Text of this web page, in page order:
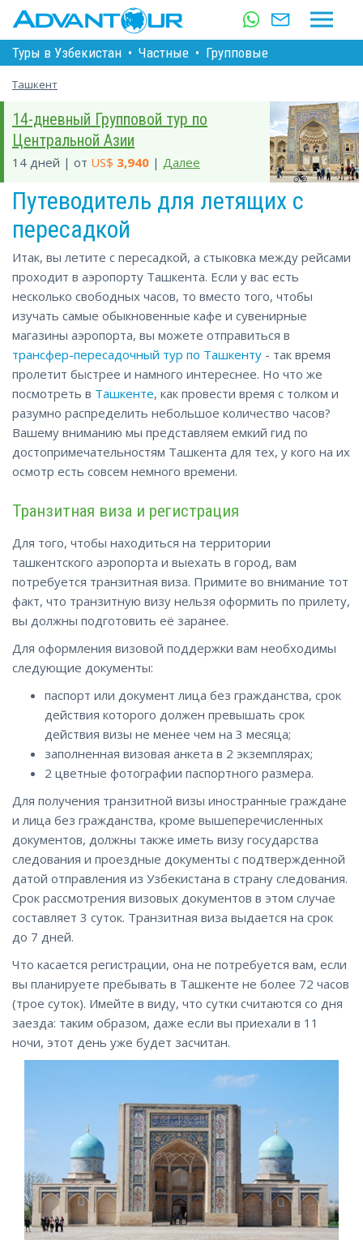
Туры в Узбекистан • Частные • Групповые
Ташкент
14-дневный Групповой тур по
Центральной Азии
14 дней | от US$ 3,940 | Далее
Путеводитель для летящих с
пересадкой
Итак, вы летите с пересадкой, а стыковка между рейсами
проходит в аэропорту Ташкента. Если у вас есть
несколько свободных часов, то вместо того, чтобы
изучать самые обыкновенные кафе и сувенирные
магазины аэропорта, вы можете отправиться в
трансфер-пересадочный тур по Ташкенту - так время
пролетит быстрее и намного интереснее. Но что же
посмотреть в Ташкенте, как провести время с толком и
разумно распределить небольшое количество часов?
Вашему вниманию мы представляем емкий гид по
достопримечательностям Ташкента для тех, у кого на их
осмотр есть совсем немного времени.
Транзитная виза и регистрация
Для того, чтобы находиться на территории
ташкентского аэропорта и выехать в город, вам
потребуется транзитная виза. Примите во внимание тот
факт, что транзитную визу нельзя оформить по прилету,
вы должны подготовить её заранее.
Для оформления визовой поддержки вам необходимы
следующие документы:
паспорт или документ лица без гражданства, срок
действия которого должен превышать срок
действия визы не менее чем на 3 месяца;
заполненная визовая анкета в 2 экземплярах;
2 цветные фотографии паспортного размера.
Для получения транзитной визы иностранные граждане
и лица без гражданства, кроме вышеперечисленных
документов, должны также иметь визу государства
следования и проездные документы с подтвержденной
датой отправления из Узбекистана в страну следования.
Срок рассмотрения визовых документов в этом случае
составляет 3 суток. Транзитная виза выдается на срок
до 7 дней.
Что касается регистрации, она не потребуется вам, если
вы планируете пребывать в Ташкенте не более 72 часов
(трое суток). Имейте в виду, что сутки считаются со дня
заезда: таким образом, даже если вы приехали в 11
ночи, этот день уже будет засчитан.